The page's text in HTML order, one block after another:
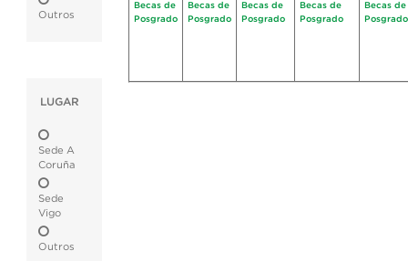
Outros
LUGAR
Sede A
Coruña
Sede
Vigo
Outros
Becas de
Posgrado
Becas de
Posgrado
Becas de
Posgrado
Becas de
Posgrado
Becas de
Posgrado